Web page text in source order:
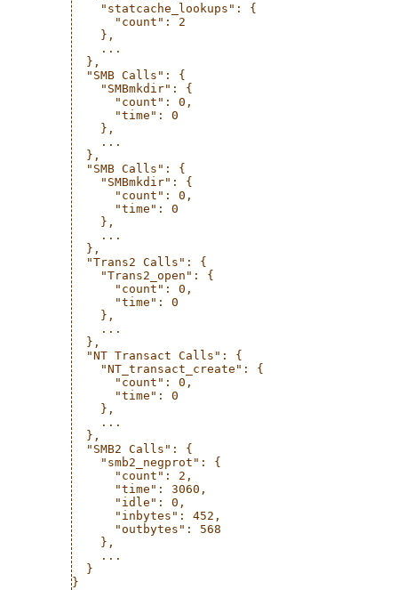
    "statcache_lookups": {
      "count": 2
    },
    ...
  },
  "SMB Calls": {
    "SMBmkdir": {
      "count": 0,
      "time": 0
    },
    ...
  },
  "SMB Calls": {
    "SMBmkdir": {
      "count": 0,
      "time": 0
    },
    ...
  },
  "Trans2 Calls": {
    "Trans2_open": {
      "count": 0,
      "time": 0
    },
    ...
  },
  "NT Transact Calls": {
    "NT_transact_create": {
      "count": 0,
      "time": 0
    },
    ...
  },
  "SMB2 Calls": {
    "smb2_negprot": {
      "count": 2,
      "time": 3060,
      "idle": 0,
      "inbytes": 452,
      "outbytes": 568
    },
    ...
  }
}